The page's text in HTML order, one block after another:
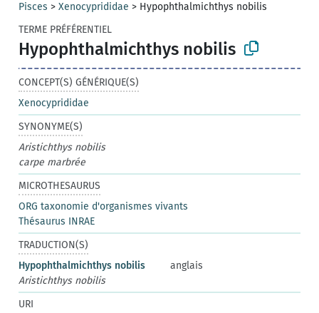
Pisces >Xenocyprididae > Hypophthalmichthys nobilis
TERME PRÉFÉRENTIEL
Hypophthalmichthys nobilis
CONCEPT(S) GÉNÉRIQUE(S)
Xenocyprididae
SYNONYME(S)
Aristichthys nobilis
carpe marbrée
MICROTHESAURUS
ORG taxonomie d'organismes vivants
Thésaurus INRAE
TRADUCTION(S)
Hypophthalmichthys nobilis
anglais
Aristichthys nobilis
URI